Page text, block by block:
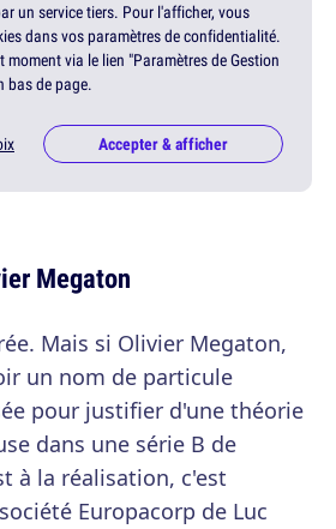
un service tiers. Pour l'afficher, vous
dans vos paramètres de confidentialité.
via le lien "Paramètres de Gestion
bas de page.
Accepter & afficher
Megaton
Mais si Olivier Megaton,
un nom de particule
pour justifier d'une théorie
dans une série B de
à la réalisation, c'est
Europacorp de Luc